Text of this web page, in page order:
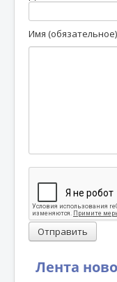
Лента
Имя (обязательное)
Отправить